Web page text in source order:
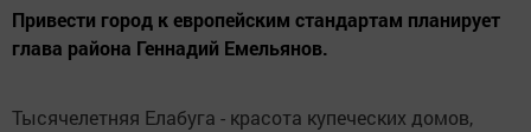
Привести город к европейским стандартам планирует
глава района Геннадий Емельянов.
Тысячелетняя Елабуга - красота купеческих домов,